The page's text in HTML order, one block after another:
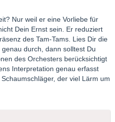
Nur weil er eine Vorliebe für
Dein Ernst sein. Er reduziert
des Tam-Tams. Lies Dir die
durch, dann solltest Du
des Orchesters berücksichtigt
Interpretation genau erfasst
der viel Lärm um